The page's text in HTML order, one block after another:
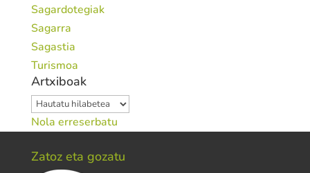
Sagardotegiak
Sagarra
Sagastia
Turismoa
Artxiboak
Artxiboak
Nola erreserbatu
Zatoz eta gozatu